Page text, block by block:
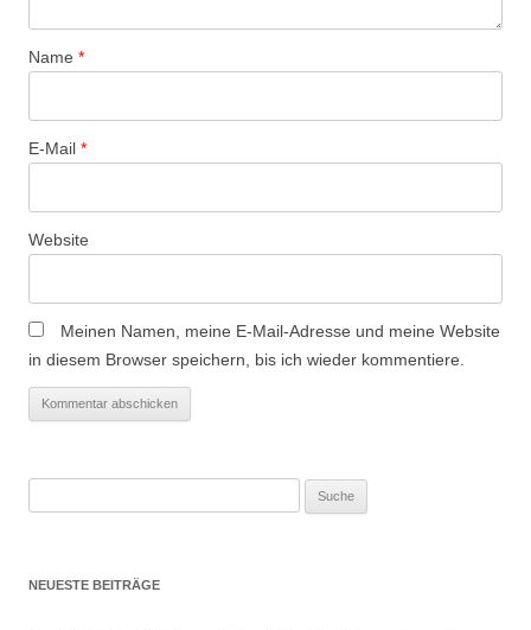
i
n
Name *
E-Mail *
Website
Meinen Namen, meine E-Mail-Adresse und meine Website
in diesem Browser speichern, bis ich wieder kommentiere.
NEUESTE BEITRÄGE